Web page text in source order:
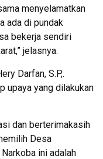
menyelamatkan
ada di pundak
bekerja sendiri
jelasnya.
Darfan, S.P,.
upaya yang dilakukan
dan berterimakasih
Desa
ini adalah